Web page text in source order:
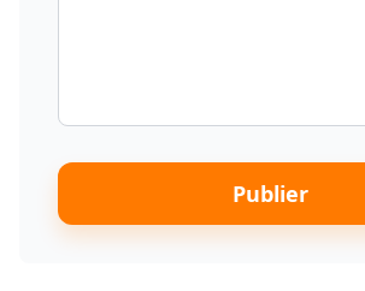
Publier